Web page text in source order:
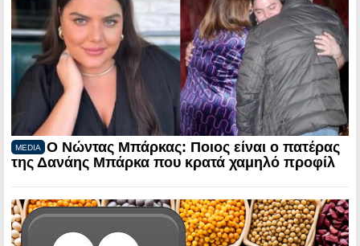
MEDIA
Ο Νώντας Μπάρκας: Ποιος είναι ο πατέρας
της Δανάης Μπάρκα που κρατά χαμηλό προφίλ